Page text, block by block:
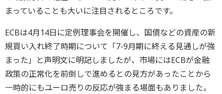
まっていることも大いに注目されるところです。
ECBは4月14日に定例理事会を開催し、国債などの資産の新
規買い入れ終了時期について「7-9月期に終える見通しが強
まった」と声明文に明記しましたが、市場にはECBが金融
政策の正常化を前倒しで進めるとの見方があったことから
一時的にもユーロ売りの反応が強まる場面もありました。